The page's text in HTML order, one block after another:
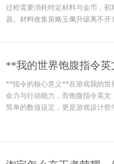
过程需要消耗特定材料与金币，
器。材料收集策略玉佩升级离不
**我的世界饱腹指令
**指令的核心意义**在游戏我的世
命力与行动能力，而饱腹指令英文
简单的数值设定，更是游戏设计哲